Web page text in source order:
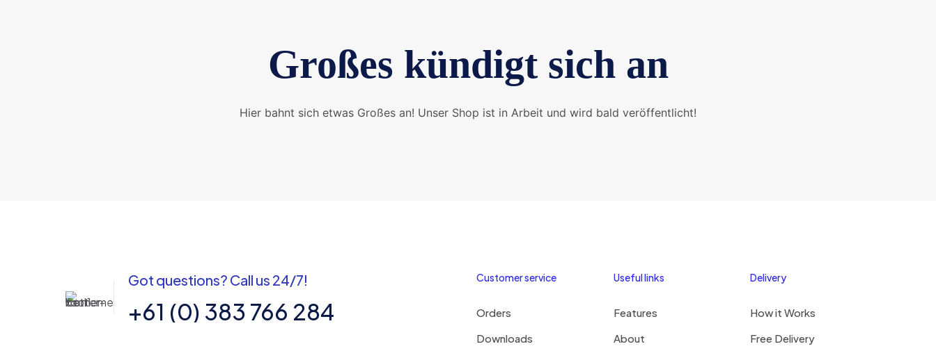
Großes kündigt sich an
Hier bahnt sich etwas Großes an! Unser Shop ist in Arbeit und wird bald veröffentlicht!
Got questions? Call us 24/7!
+61 (0) 383 766 284
Customer service
Orders
Downloads
Useful links
Features
About
Delivery
How it Works
Free Delivery